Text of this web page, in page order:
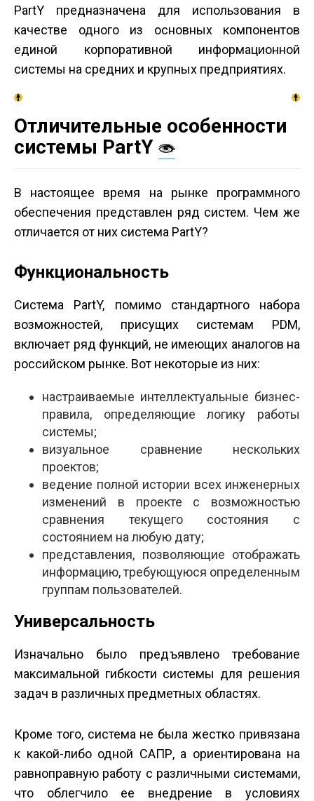
PartY предназначена для использования в
качестве одного из основных компонентов
единой корпоративной информационной
системы на средних и крупных предприятиях.
Отличительные особенности
системы PartY
В настоящее время на рынке программного
обеспечения представлен ряд систем. Чем же
отличается от них система PartY?
Функциональность
Система PartY, помимо стандартного набора
возможностей, присущих системам PDM,
включает ряд функций, не имеющих аналогов на
российском рынке. Вот некоторые из них:
настраиваемые интеллектуальные бизнес-
правила, определяющие логику работы
системы;
визуальное сравнение нескольких
проектов;
ведение полной истории всех инженерных
изменений в проекте с возможностью
сравнения текущего состояния с
состоянием на любую дату;
представления, позволяющие отображать
информацию, требующуюся определенным
группам пользователей.
Универсальность
Изначально было предъявлено требование
максимальной гибкости системы для решения
задач в различных предметных областях.
Кроме того, система не была жестко привязана
к какой-либо одной САПР, а ориентирована на
равноправную работу с различными системами,
что облегчило ее внедрение в условиях